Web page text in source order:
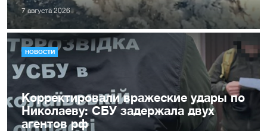
7 августа 2026
НОВОСТИ
Корректировали вражеские удары по
Николаеву: СБУ задержала двух
агентов рф